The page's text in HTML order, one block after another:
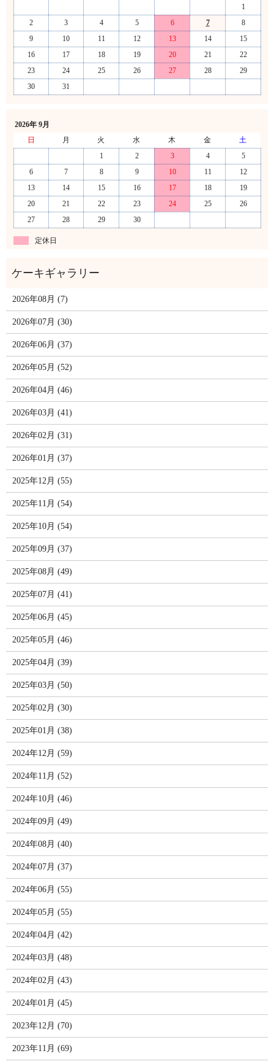
1
2
3 4 5 6 7
8
9
10 11 12 13 14
15
16
17 18 19 20 21
22
23
24 25 26 27 28
29
30
31
2026年 9月
日
月 火 水 木 金
土
1
2 3 4
5
6
7 8 9 10 11
12
13
14 15 16 17 18
19
20
21 22 23 24 25
26
27
28 29 30
定休日
2026年08月 (7)
2026年07月 (30)
2026年06月 (37)
2026年05月 (52)
2026年04月 (46)
2026年03月 (41)
2026年02月 (31)
2026年01月 (37)
2025年12月 (55)
2025年11月 (54)
2025年10月 (54)
2025年09月 (37)
2025年08月 (49)
2025年07月 (41)
2025年06月 (45)
2025年05月 (46)
2025年04月 (39)
2025年03月 (50)
2025年02月 (30)
2025年01月 (38)
2024年12月 (59)
2024年11月 (52)
2024年10月 (46)
2024年09月 (49)
2024年08月 (40)
2024年07月 (37)
2024年06月 (55)
2024年05月 (55)
2024年04月 (42)
2024年03月 (48)
2024年02月 (43)
2024年01月 (45)
2023年12月 (70)
2023年11月 (69)